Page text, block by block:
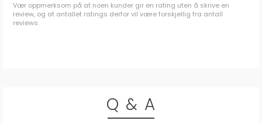
Vær oppmerksom på at noen kunder gir en rating uten å skrive en
review, og at antallet ratings derfor vil være forskjellig fra antall
reviews.
Q & A